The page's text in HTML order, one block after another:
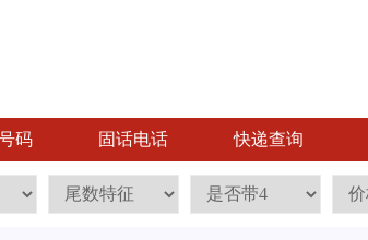
码 固话电话 快递查询